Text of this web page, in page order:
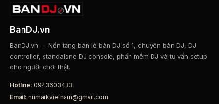
BanDJ.vn
BanDJ.vn — Nền tảng bán lẻ bàn DJ số 1, chuyên bàn DJ, DJ
controller, standalone DJ console, phần mềm DJ và tư vấn setup
cho người chơi thật.
Hotline: 0943603433
Email: numarkvietnam@gmail.com